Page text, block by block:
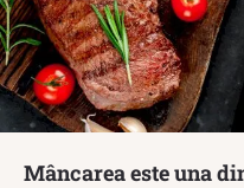
Mâncarea este una